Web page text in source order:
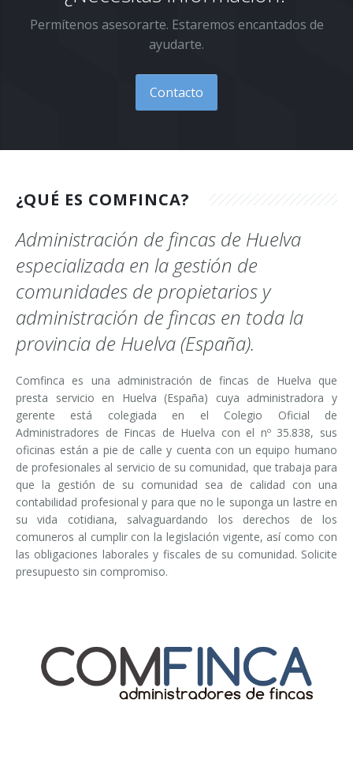
Permítenos asesorarte. Estaremos encantados de
ayudarte.
Contacto
¿QUÉ ES COMFINCA?
Administración de fincas de Huelva
especializada en la gestión de
comunidades de propietarios y
administración de fincas en toda la
provincia de Huelva (España).
Comfinca es una administración de fincas de Huelva que
presta servicio en Huelva (España) cuya administradora y
gerente está colegiada en el Colegio Oficial de
Administradores de Fincas de Huelva con el nº 35.838, sus
oficinas están a pie de calle y cuenta con un equipo humano
de profesionales al servicio de su comunidad, que trabaja para
que la gestión de su comunidad sea de calidad con una
contabilidad profesional y para que no le suponga un lastre en
su vida cotidiana, salvaguardando los derechos de los
comuneros al cumplir con la legislación vigente, así como con
las obligaciones laborales y fiscales de su comunidad. Solicite
presupuesto sin compromiso.